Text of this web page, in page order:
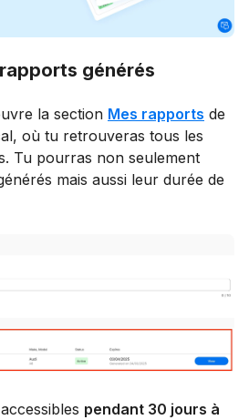
générés
la section Mes rapports de
où tu retrouveras tous les
Tu pourras non seulement
mais aussi leur durée de
pendant 30 jours à